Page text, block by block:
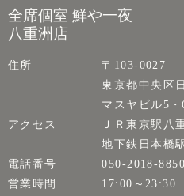
全席個室 鮮や一夜
八重洲店
住所
〒103-0027
東京都中央区
マスヤビル5
アクセス
ＪＲ東京駅八
地下鉄日本橋
電話番号
050-2018-8850
営業時間
17:00～23:30